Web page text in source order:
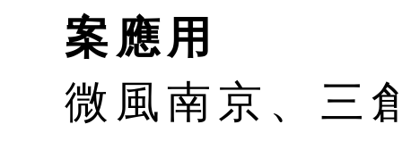
案應用
微風南京、三